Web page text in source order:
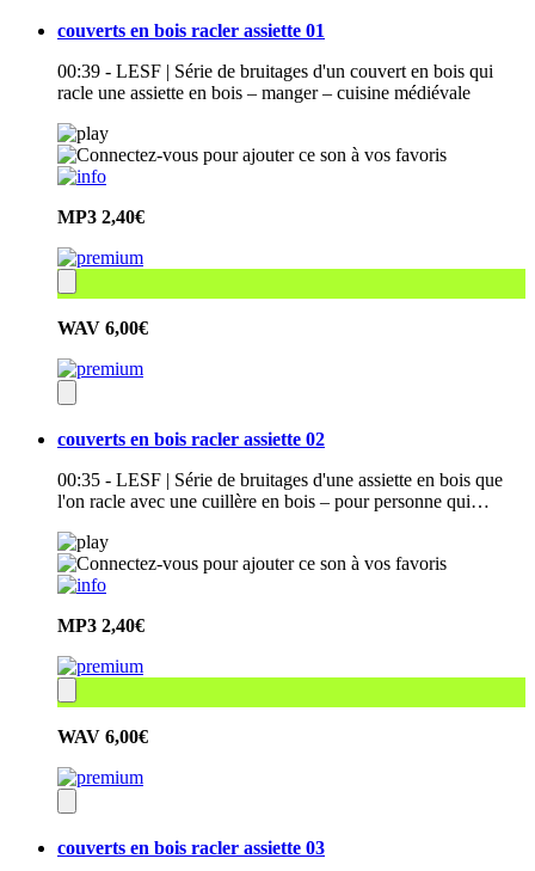
couverts en bois racler assiette 01
00:39 - LESF | Série de bruitages d'un couvert en bois qui
racle une assiette en bois – manger – cuisine médiévale
MP3 2,40€
WAV 6,00€
couverts en bois racler assiette 02
00:35 - LESF | Série de bruitages d'une assiette en bois que
l'on racle avec une cuillère en bois – pour personne qui…
MP3 2,40€
WAV 6,00€
couverts en bois racler assiette 03